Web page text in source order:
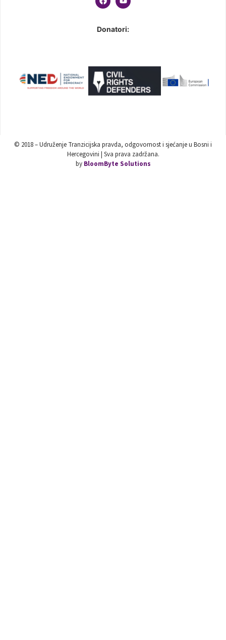
Donatori:
© 2018 – Udruženje Tranzicijska pravda, odgovornost i sjećanje u Bosni i
Hercegovini | Sva prava zadržana.
by BloomByte Solutions